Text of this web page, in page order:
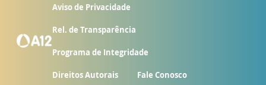
Aviso de Privacidade
Rel. de Transparência
Programa de Integridade
Direitos Autorais Fale Conosco